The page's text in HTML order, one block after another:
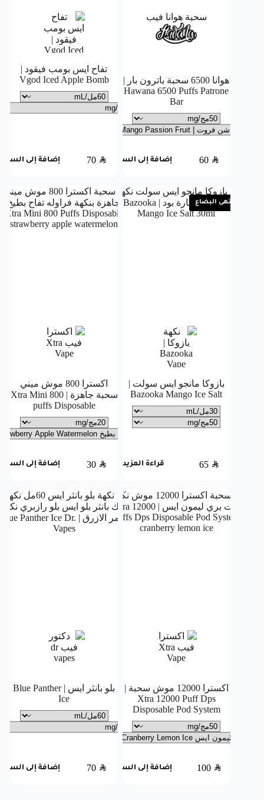
سحبة هوانا فيب
هوانا 6500 سحبة باترون بار |
Hawana 6500 Puffs Patrone
Bar
60 SAR إضافة إلى السلة
تفاح ايس بومب فيقود |
Vgod Iced Apple Bomb
70 SAR إضافة إلى السلة
انتهى البضاع
بازوكا مانجو ايس سولت |
Bazooka Mango Ice Salt
65 SAR قراءة المزيد
اكسترا 800 موش ميني
سحبة جاهزة | Xtra Mini 800
puffs Disposable
30 SAR إضافة إلى السلة
اكسترا 12000 موش سحبة |
Xtra 12000 Puff Dps
Disposable Pod System
100 SAR إضافة إلى السلة
بلو بانثر ايس | Blue Panther
Ice
70 SAR إضافة إلى السلة